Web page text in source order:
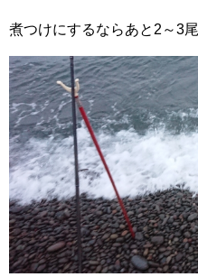
煮つけにするならあと2～3